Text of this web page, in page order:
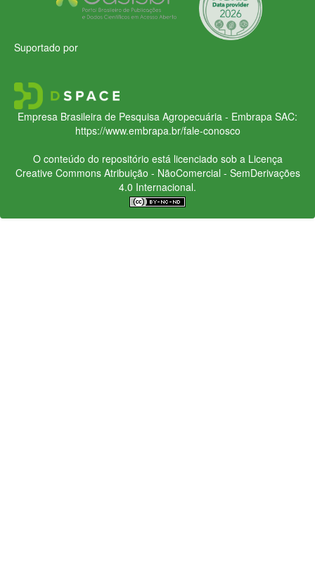
Suportado por
Empresa Brasileira de Pesquisa Agropecuária - Embrapa SAC:
https://www.embrapa.br/fale-conosco
O conteúdo do repositório está licenciado sob a Licença
Creative CommonsAtribuição - NãoComercial - SemDerivações
4.0 Internacional.